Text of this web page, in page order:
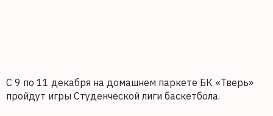
С 9 по 11 декабря на домашнем паркете БК «Тверь»
пройдут игры Студенческой лиги баскетбола.